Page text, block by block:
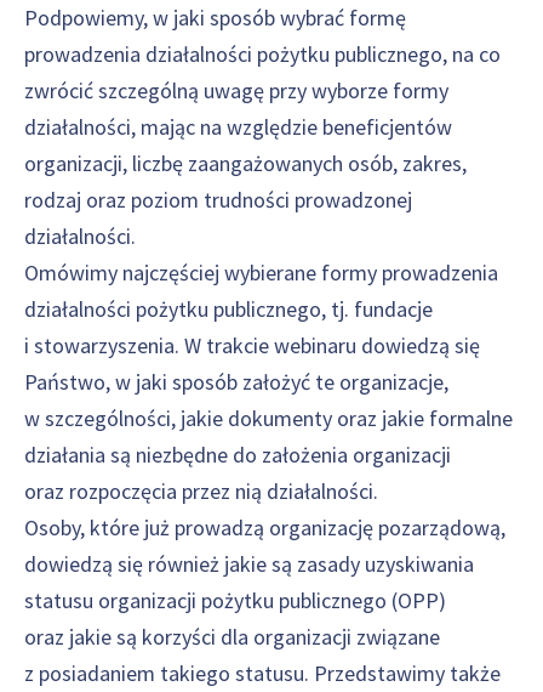
Podpowiemy, w jaki sposób wybrać formę
prowadzenia działalności pożytku publicznego, na co
zwrócić szczególną uwagę przy wyborze formy
działalności, mając na względzie beneficjentów
organizacji, liczbę zaangażowanych osób, zakres,
rodzaj oraz poziom trudności prowadzonej
działalności.
Omówimy najczęściej wybierane formy prowadzenia
działalności pożytku publicznego, tj. fundacje
i stowarzyszenia. W trakcie webinaru dowiedzą się
Państwo, w jaki sposób założyć te organizacje,
w szczególności, jakie dokumenty oraz jakie formalne
działania są niezbędne do założenia organizacji
oraz rozpoczęcia przez nią działalności.
Osoby, które już prowadzą organizację pozarządową,
dowiedzą się również jakie są zasady uzyskiwania
statusu organizacji pożytku publicznego (OPP)
oraz jakie są korzyści dla organizacji związane
z posiadaniem takiego statusu. Przedstawimy także